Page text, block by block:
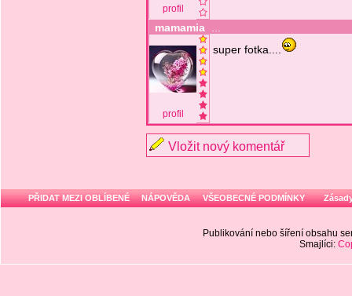
profil
mamamia
profil
super fotka....
Vložit nový komentář
PŘIDAT MEZI OBLÍBENÉ NÁPOVĚDA VŠEOBECNÉ PODMÍNKY
Publikování nebo šíření obsahu
Smajlíci: